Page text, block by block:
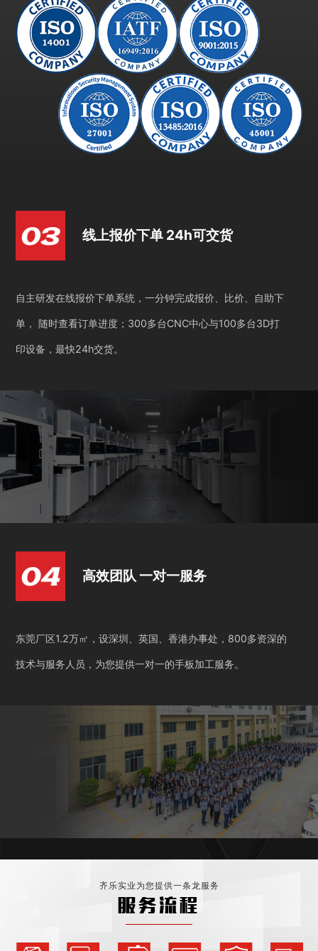
线上报价下单 24h可交货
自主研发在线报价下单系统，一分钟完成报价、比价、自助下
单， 随时查看订单进度；300多台CNC中心与100多台3D打
印设备，最快24h交货。
高效团队 一对一服务
东莞厂区1.2万㎡，设深圳、英国、香港办事处，800多资深的
技术与服务人员，为您提供一对一的手板加工服务。
齐乐实业为您提供一条龙服务
服务流程